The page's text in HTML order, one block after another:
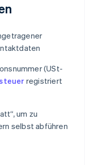
(USt-
registriert
um zu
selbst abführen